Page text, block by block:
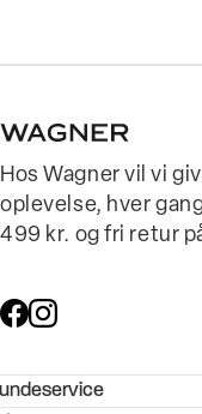
Hos Wagner vil vi
oplevelse, hver
499 kr. og fri retur